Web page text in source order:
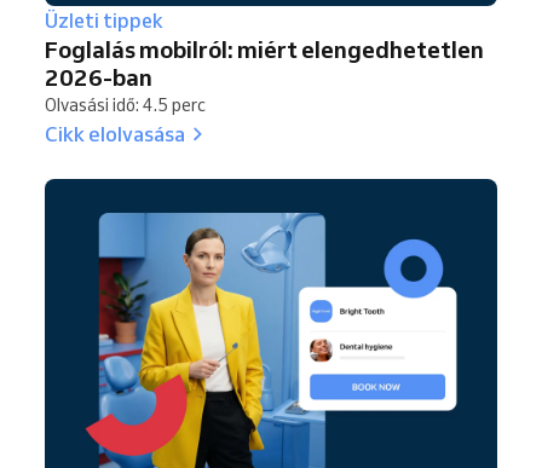
Üzleti tippek
Foglalás mobilról: miért elengedhetetlen
2026-ban
Olvasási idő: 4.5 perc
Cikk elolvasása